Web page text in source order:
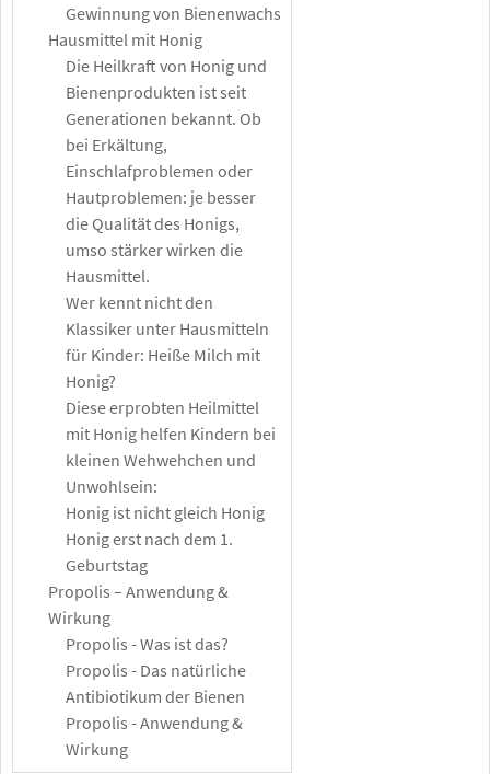
Gewinnung von Bienenwachs
Hausmittel mit Honig
Die Heilkraft von Honig und
Bienenprodukten ist seit
Generationen bekannt. Ob
bei Erkältung,
Einschlafproblemen oder
Hautproblemen: je besser
die Qualität des Honigs,
umso stärker wirken die
Hausmittel.
Wer kennt nicht den
Klassiker unter Hausmitteln
für Kinder: Heiße Milch mit
Honig?
Diese erprobten Heilmittel
mit Honig helfen Kindern bei
kleinen Wehwehchen und
Unwohlsein:
Honig ist nicht gleich Honig
Honig erst nach dem 1.
Geburtstag
Propolis – Anwendung &
Wirkung
Propolis - Was ist das?
Propolis - Das natürliche
Antibiotikum der Bienen
Propolis - Anwendung &
Wirkung